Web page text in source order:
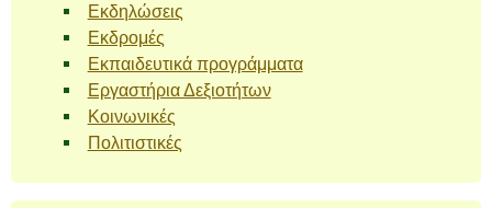
Εκδηλώσεις
Εκδρομές
Εκπαιδευτικά προγράμματα
Εργαστήρια Δεξιοτήτων
Κοινωνικές
Πολιτιστικές